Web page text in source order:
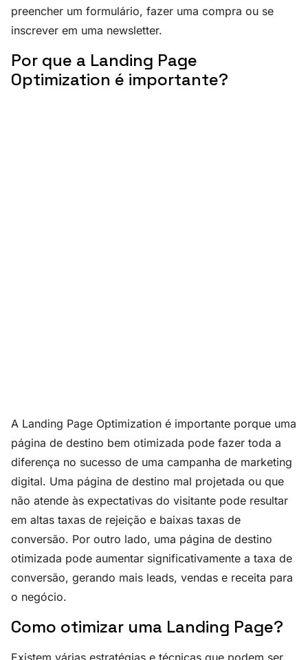
preencher um formulário, fazer uma compra ou se
inscrever em uma newsletter.
Por que a Landing Page
Optimization é importante?
A Landing Page Optimization é importante porque uma
página de destino bem otimizada pode fazer toda a
diferença no sucesso de uma campanha de marketing
digital. Uma página de destino mal projetada ou que
não atende às expectativas do visitante pode resultar
em altas taxas de rejeição e baixas taxas de
conversão. Por outro lado, uma página de destino
otimizada pode aumentar significativamente a taxa de
conversão, gerando mais leads, vendas e receita para
o negócio.
Como otimizar uma Landing Page?